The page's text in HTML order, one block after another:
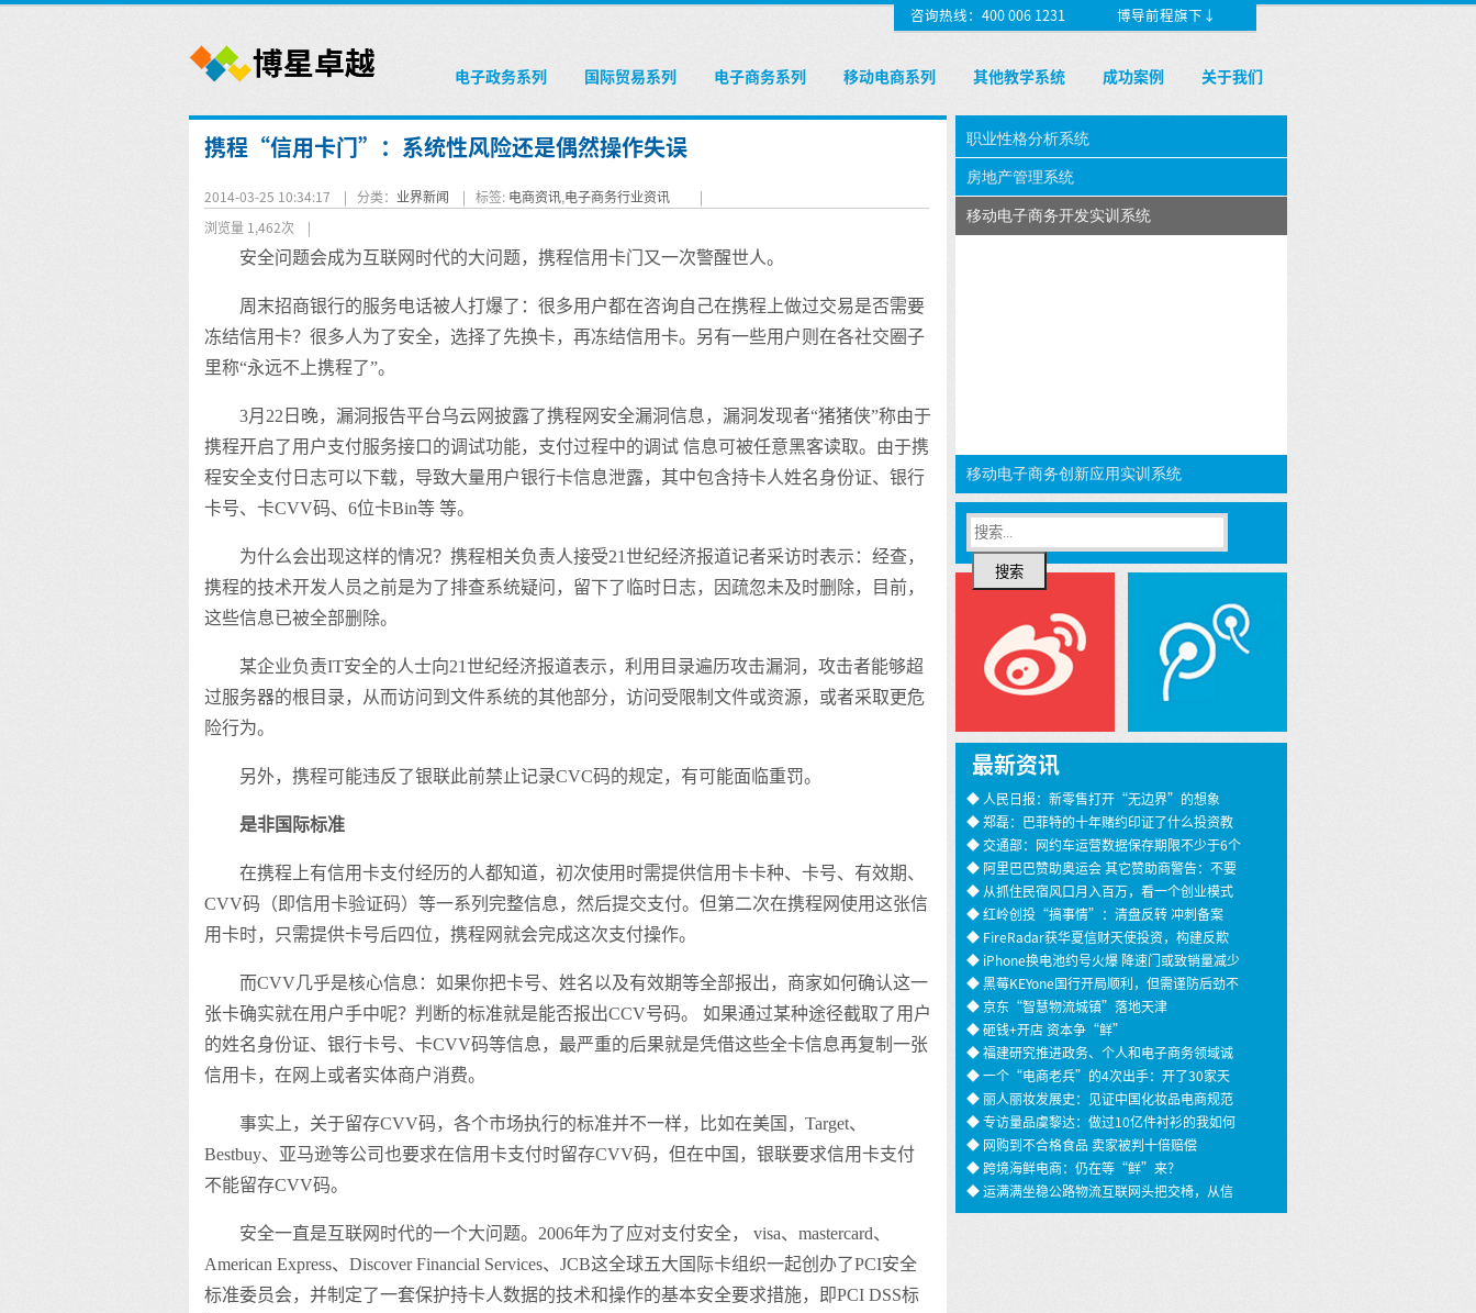
咨询热线：400 006 1231 博导前程旗下↓
电子政务系列 国际贸易系列 电子商务系列 移动电商系列 其他教学系统 成功案例 关于我们
携程“信用卡门”：系统性风险还是偶然操作失误
2014-03-25 10:34:17 | 分类： 业界新闻 | 标签: 电商资讯,电子商务行业资讯
|
浏览量 1,462次 |
安全问题会成为互联网时代的大问题，携程信用卡门又一次警醒世人。
周末招商银行的服务电话被人打爆了：很多用户都在咨询自己在携程上做过交易是否需要
冻结信用卡？很多人为了安全，选择了先换卡，再冻结信用卡。另有一些用户则在各社交圈子
里称“永远不上携程了”。
3月22日晚，漏洞报告平台乌云网披露了携程网安全漏洞信息，漏洞发现者“猪猪侠”称由于
携程开启了用户支付服务接口的调试功能，支付过程中的调试 信息可被任意黑客读取。由于携
程安全支付日志可以下载，导致大量用户银行卡信息泄露，其中包含持卡人姓名身份证、银行
卡号、卡CVV码、6位卡Bin等 等。
为什么会出现这样的情况？携程相关负责人接受21世纪经济报道记者采访时表示：经查，
携程的技术开发人员之前是为了排查系统疑问，留下了临时日志，因疏忽未及时删除，目前，
这些信息已被全部删除。
某企业负责IT安全的人士向21世纪经济报道表示，利用目录遍历攻击漏洞，攻击者能够超
过服务器的根目录，从而访问到文件系统的其他部分，访问受限制文件或资源，或者采取更危
险行为。
另外，携程可能违反了银联此前禁止记录CVC码的规定，有可能面临重罚。
是非国际标准
在携程上有信用卡支付经历的人都知道，初次使用时需提供信用卡卡种、卡号、有效期、
CVV码（即信用卡验证码）等一系列完整信息，然后提交支付。但第二次在携程网使用这张信
用卡时，只需提供卡号后四位，携程网就会完成这次支付操作。
而CVV几乎是核心信息：如果你把卡号、姓名以及有效期等全部报出，商家如何确认这一
张卡确实就在用户手中呢？判断的标准就是能否报出CCV号码。 如果通过某种途径截取了用户
的姓名身份证、银行卡号、卡CVV码等信息，最严重的后果就是凭借这些全卡信息再复制一张
信用卡，在网上或者实体商户消费。
事实上，关于留存CVV码，各个市场执行的标准并不一样，比如在美国，Target、
Bestbuy、亚马逊等公司也要求在信用卡支付时留存CVV码，但在中国，银联要求信用卡支付
不能留存CVV码。
安全一直是互联网时代的一个大问题。2006年为了应对支付安全， visa、mastercard、
American Express、Discover Financial Services、JCB这全球五大国际卡组织一起创办了PCI安全
标准委员会，并制定了一套保护持卡人数据的技术和操作的基本安全要求措施，即PCI DSS标
搜索
最新资讯
◆ 人民日报：新零售打开“无边界”的想象
◆ 郑磊：巴菲特的十年赌约印证了什么投资教
训
◆ 交通部：网约车运营数据保存期限不少于6个
月
◆ 阿里巴巴赞助奥运会 其它赞助商警告：不要
过界
◆ 从抓住民宿风口月入百万，看一个创业模式
◆ 红岭创投“搞事情”：清盘反转 冲刺备案
◆ FireRadar获华夏信财天使投资，构建反欺
诈安全服务
◆ iPhone换电池约号火爆 降速门或致销量减少
1600万
◆ 黑莓KEYone国行开局顺利，但需谨防后劲不
足
◆ 京东“智慧物流城镇”落地天津
◆ 砸钱+开店 资本争“鲜”
◆ 福建研究推进政务、个人和电子商务领域诚
信建设
◆ 一个“电商老兵”的4次出手：开了30家天
猫店，年销30亿
◆ 丽人丽妆发展史：见证中国化妆品电商规范
化之路
◆ 专访量品虞黎达：做过10亿件衬衫的我如何
用399价格做个性定制衬衫？ …
◆ 网购到不合格食品 卖家被判十倍赔偿
◆ 跨境海鲜电商：仍在等“鲜”来？
◆ 运满满坐稳公路物流互联网头把交椅，从信
息撮合到车货匹配